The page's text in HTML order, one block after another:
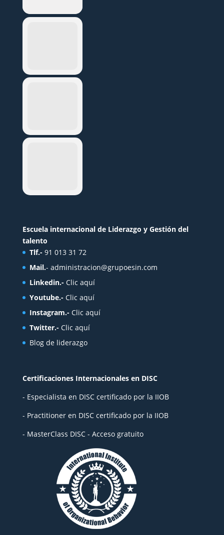
Escuela internacional de Liderazgo y Gestión del
talento
Tlf.- 91 013 31 72
Mail.- administracion@grupoesin.com
Linkedin.- Clic aquí
Youtube.- Clic aquí
Instagram.- Clic aquí
Twitter.- Clic aquí
Blog de liderazgo
Certificaciones Internacionales en DISC
- Especialista en DISC certificado por la IIOB
- Practitioner en DISC certificado por la IIOB
- MasterClass DISC - Acceso gratuito